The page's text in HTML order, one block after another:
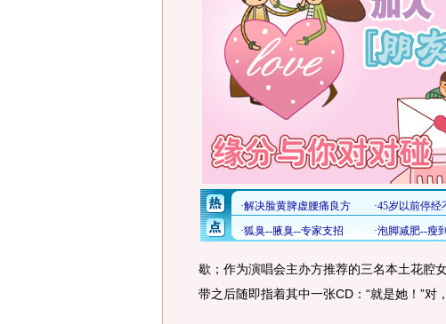
歇；作为演唱会主办方推荐的三名本土花腔
带之后随即指着其中一张CD：“就是她！”对